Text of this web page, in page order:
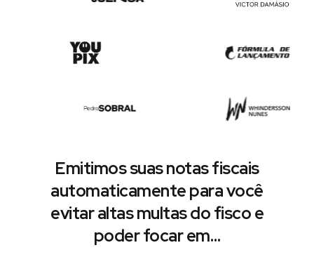
Emitimos suas notas fiscais
automaticamente para você
evitar altas multas do fisco e
poder focar em…